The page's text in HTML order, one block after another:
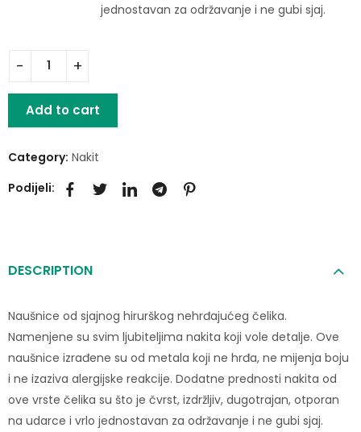
jednostavan za održavanje i ne gubi sjaj.
Add to cart
Category: Nakit
Podijeli:
DESCRIPTION
Naušnice od sjajnog hirurškog nehrđajućeg čelika.
Namenjene su svim ljubiteljima nakita koji vole detalje. Ove
naušnice izrađene su od metala koji ne hrđa, ne mijenja boju
i ne izaziva alergijske reakcije. Dodatne prednosti nakita od
ove vrste čelika su što je čvrst, izdržljiv, dugotrajan, otporan
na udarce i vrlo jednostavan za održavanje i ne gubi sjaj.